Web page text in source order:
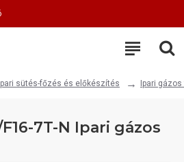
Ipari sütés-főzés és előkészítés Ipari
7T-N Ipari gázos